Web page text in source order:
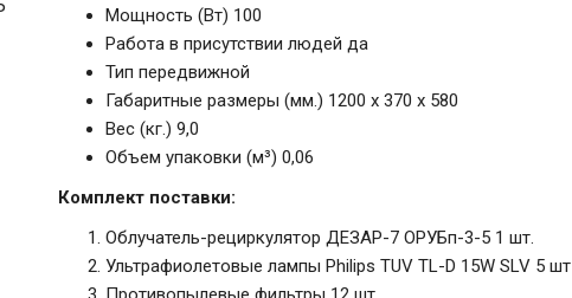
Мощность (Вт) 100
Работа в присутствии людей да
Тип передвижной
Габаритные размеры (мм.) 1200 x 370 x 580
Вес (кг.) 9,0
Объем упаковки (м³) 0,06
Комплект поставки:
Облучатель-рециркулятор ДЕЗАР-7 ОРУБп-3-5 1 шт.
Ультрафиолетовые лампы Philips TUV TL-D 15W SLV 5 шт